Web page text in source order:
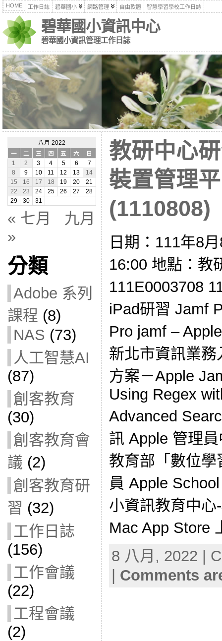
HOME 工作日誌 碧華國小 網路管理 自由軟體 智慧學習學校工作日誌
碧華國小資訊中心
碧華國小資訊管理工作日誌
八月 2022
一
二 三 四 五 六
日
1
2 3 4 5 6
7
8
9 10 11 12 13
14
15
16 17 18 19 20
21
22
23 24 25 26 27
28
29
30 31
« 七月
九月
»
分類
Adobe 系列
課程 (8)
NAS (73)
人工智慧AI
(87)
創客教育
(30)
創客教育會
議 (2)
創客教育研
習 (32)
工作日誌
(156)
工作會議
(22)
工程會議
(2)
教研中心
裝置管理
(1110808)
日期：111年8
16:00 地點：教
111E0003708
iPad研習 Jamf
Pro jamf –
新北市資訊業
方案－Apple
Using Regex
Advanced
訊 Apple 管理
教育部「數位
員 Apple
小資訊教育中
Mac App Store
8 八月, 2022 |
| Comments